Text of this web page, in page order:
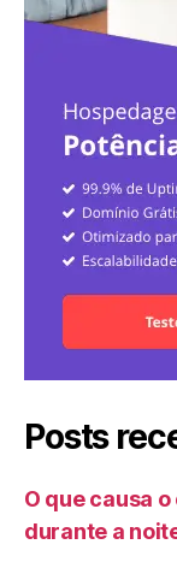
Posts
O que causa
durante a